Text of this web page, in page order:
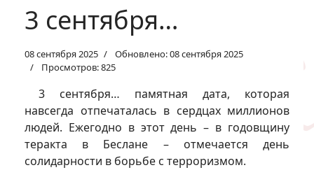
3 сентября…
08 сентября 2025
Обновлено: 08 сентября 2025
Просмотров: 825
3 сентября… памятная дата, которая
навсегда отпечаталась в сердцах миллионов
людей. Ежегодно в этот день – в годовщину
теракта в Беслане – отмечается день
солидарности в борьбе с терроризмом.